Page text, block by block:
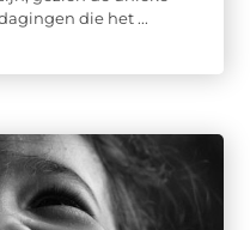
die het ...